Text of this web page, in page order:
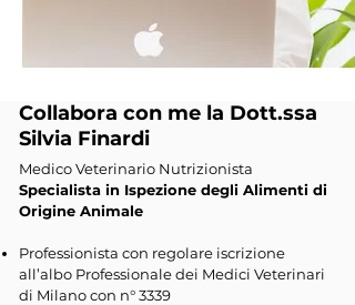
Collabora con me la Dott.ssa
Silvia Finardi
Medico Veterinario Nutrizionista
Specialista in Ispezione degli Alimenti di
Origine Animale
Professionista con regolare iscrizione
all’albo Professionale dei Medici Veterinari
di Milano con n° 3339